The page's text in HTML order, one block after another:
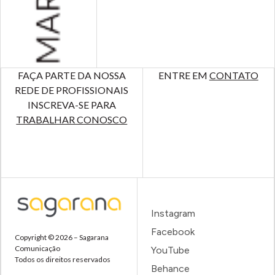
FAÇA PARTE DA NOSSA
REDE DE PROFISSIONAIS
INSCREVA-SE PARA
TRABALHAR CONOSCO
ENTRE EM CONTATO
Copyright © 2026 – Sagarana
Comunicação
Todos os direitos reservados
Instagram
Facebook
YouTube
Behance